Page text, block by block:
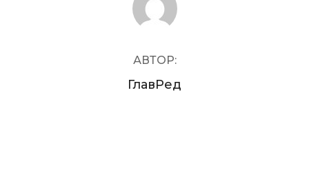
АВТОР:
ГлавРед